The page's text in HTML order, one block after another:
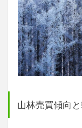
山林売買傾向